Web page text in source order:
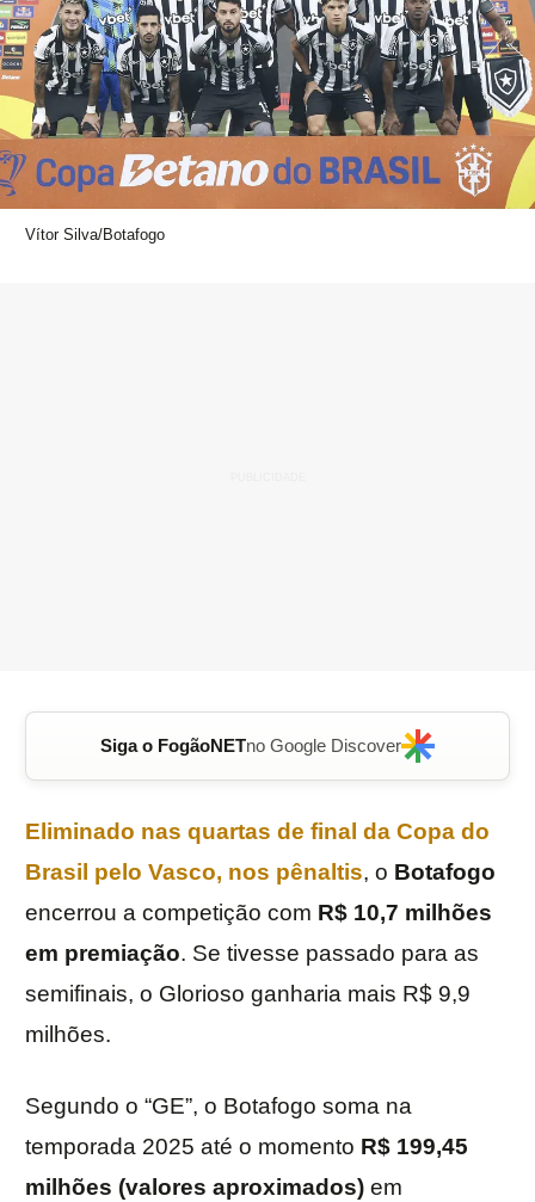
Vítor Silva/Botafogo
Siga o FogãoNETno Google Discover
Eliminado nas quartas de final da Copa do
Brasil pelo Vasco, nos pênaltis, o Botafogo
encerrou a competição com R$ 10,7 milhões
em premiação. Se tivesse passado para as
semifinais, o Glorioso ganharia mais R$ 9,9
milhões.
Segundo o “GE”, o Botafogo soma na
temporada 2025 até o momento R$ 199,45
milhões (valores aproximados) em